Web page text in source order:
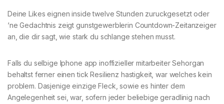
Deine Likes eignen inside twelve Stunden zuruckgesetzt oder
‘ne Gedachtnis zeigt gunstgewerblerin Countdown-Zeitanzeiger
an, die dir sagt, wie stark du schlange stehen musst.
Falls du selbige Iphone app inoffizieller mitarbeiter Sehorgan
behaltst ferner einen tick Resilienz hastigkeit, war welches kein
problem. Dasjenige einzige Fleck, sowie es hinter dem
Angelegenheit sei, war, sofern jeder beliebige geradlinig nach